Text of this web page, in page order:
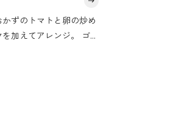
ずのトマトと卵の炒め
加えてアレンジ。 ゴー
トの甘み、卵のコクの
人な味わいを奏でま